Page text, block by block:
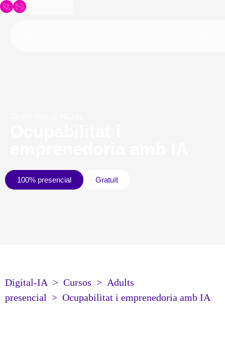
100% presencial Gratuït
Digital-IA > Cursos > Adults
presencial > Ocupabilitat i emprenedoria amb IA